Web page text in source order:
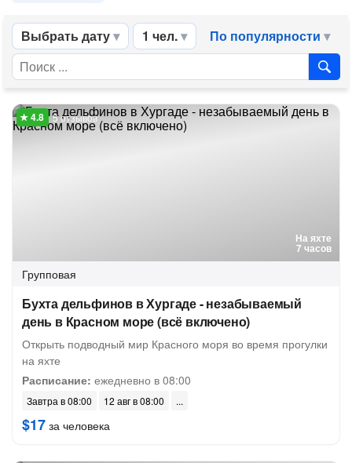
Выбрать дату 1 чел. По популярности
На яхте
7 часов
5 отзывов
Групповая
Бухта дельфинов в Хургаде - незабываемый
день в Красном море (всё включено)
Открыть подводный мир Красного моря во время прогулки
на яхте
Расписание: ежедневно в 08:00
Завтра в 08:00 12 авг в 08:00
$17 за человека